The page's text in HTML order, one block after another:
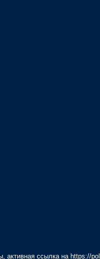
активная ссылка на https://